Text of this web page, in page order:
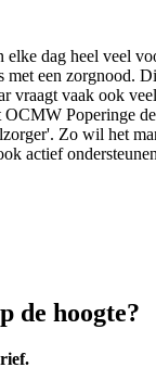
elke dag heel veel
een zorgnood.
vraagt vaak ook
Poperinge
Zo wil het
actief
de hoogte?